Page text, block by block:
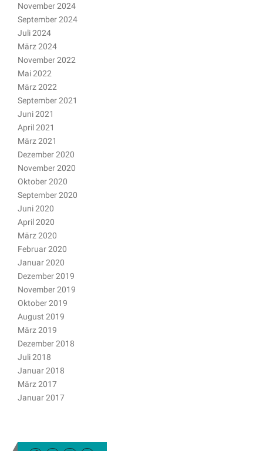
November 2024
September 2024
Juli 2024
März 2024
November 2022
Mai 2022
März 2022
September 2021
Juni 2021
April 2021
März 2021
Dezember 2020
November 2020
Oktober 2020
September 2020
Juni 2020
April 2020
März 2020
Februar 2020
Januar 2020
Dezember 2019
November 2019
Oktober 2019
August 2019
März 2019
Dezember 2018
Juli 2018
Januar 2018
März 2017
Januar 2017